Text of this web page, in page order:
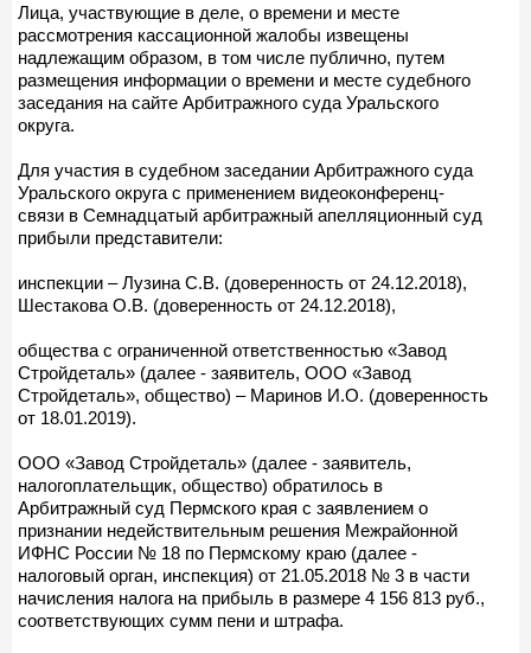
Лица, участвующие в деле, о времени и месте
рассмотрения кассационной жалобы извещены
надлежащим образом, в том числе публично, путем
размещения информации о времени и месте судебного
заседания на сайте Арбитражного суда Уральского
округа.
Для участия в судебном заседании Арбитражного суда
Уральского округа с применением видеоконференц-
связи в Семнадцатый арбитражный апелляционный суд
прибыли представители:
инспекции – Лузина С.В. (доверенность от 24.12.2018),
Шестакова О.В. (доверенность от 24.12.2018),
общества с ограниченной ответственностью «Завод
Стройдеталь» (далее - заявитель, ООО «Завод
Стройдеталь», общество) – Маринов И.О. (доверенность
от 18.01.2019).
ООО «Завод Стройдеталь» (далее - заявитель,
налогоплательщик, общество) обратилось в
Арбитражный суд Пермского края с заявлением о
признании недействительным решения Межрайонной
ИФНС России № 18 по Пермскому краю (далее -
налоговый орган, инспекция) от 21.05.2018 № 3 в части
начисления налога на прибыль в размере 4 156 813 руб.,
соответствующих сумм пени и штрафа.